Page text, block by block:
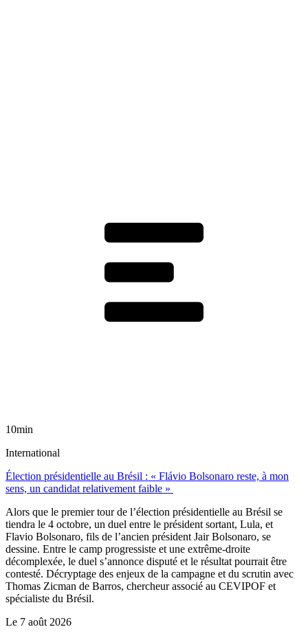
10min
International
Élection présidentielle au Brésil : « Flávio Bolsonaro reste, à mon
sens, un candidat relativement faible »
Alors que le premier tour de l’élection présidentielle au Brésil se
tiendra le 4 octobre, un duel entre le président sortant, Lula, et
Flavio Bolsonaro, fils de l’ancien président Jair Bolsonaro, se
dessine. Entre le camp progressiste et une extrême-droite
décomplexée, le duel s’annonce disputé et le résultat pourrait être
contesté. Décryptage des enjeux de la campagne et du scrutin avec
Thomas Zicman de Barros, chercheur associé au CEVIPOF et
spécialiste du Brésil.
Le 7 août 2026